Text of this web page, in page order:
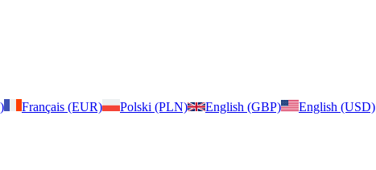
Français (EUR) Polski (PLN) English (GBP) English (USD)